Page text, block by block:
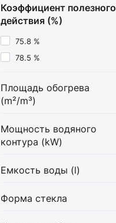
Коэффициент полезного
действия (%)
75.8 %
78.5 %
Площадь обогрева
(m²/m³)
Мощность водяного
контура (kW)
Емкость воды (l)
Форма стекла